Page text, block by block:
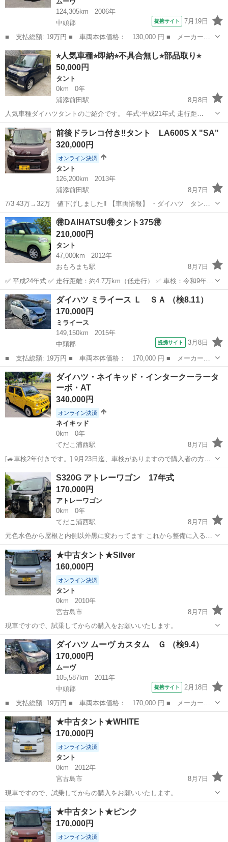
124,305km
2006年
中頭郡
提携サイト 7月19日
■ 支払総額: 19万円 ■ 車両本体価格： 130,000 円 ■ メーカー
名： ダイハツ ■ 車種名： ムーヴ ■ グレード名： ＶＳ ■ 排
気量： 660cc ■ ドア枚数： 5D ■ ミッション： コラムAT ■ ...
沖縄 中頭郡 ムーヴ
⭐︎人気車種⭐︎即納⭐︎不具合無し⭐︎部品取り⭐︎
50,000円
タント
0km
0年
浦添前田駅
8月8日
人気車種ダイハツタントのご紹介です。 年式:平成21年式 走行距
離:11.7万km 車検:なし（5万でお入れすることも可能です） ⭐︎機能⭐︎ ・
ターボ車 ・片側パワースライドドア ・タイミングチェーン式 ・HID
ヘ...
沖縄 浦添市 浦添前田駅 タント 部品取り
前後ドラレコ付き‼️タント LA600S X "SA"
320,000円
オンライン決済
タント
126,200km
2013年
浦添前田駅
8月7日
7/3 43万→32万 値下げしました‼️ 【車両情報】 ・ダイハツ タン
ト LA600S X "SA" ・型式：LA600S • 年式 2013年 12月登録車
・走行距離： 126200km（多少変動有） ・カラー：...
沖縄 中頭郡 浦添前田駅 タント
🉐DAIHATSU🉐タント375🉐
210,000円
タント
47,000km
2012年
おもろまち駅
8月7日
✅ 平成24年式 ✅ 走行距離：約4.7万km（低走行） ✅ 車検：令和9年4
月まで ✅ エアコン良好！走る・曲がる・止まる問題なし！ ✅ 室内も
広々で、お買い物や通勤・送迎にピッタリ♪ 外装・内装ともに年式相
応ですが、全...
沖縄 那覇市 おもろまち駅 DAIHATSU
ダイハツ ミライース Ｌ ＳＡ （検8.11）
170,000円
ミライース
149,150km
2015年
中頭郡
提携サイト 3月8日
■ 支払総額: 19万円 ■ 車両本体価格： 170,000 円 ■ メーカー
名： ダイハツ ■ 車種名： ミライース ■ グレード名： Ｌ Ｓ
Ａ ■ 排気量： 660cc ■ ドア枚数： 5D ■ ミッション： CVT ...
沖縄 中頭郡 ミライース
ダイハツ・ネイキッド・インタークーラータ
ーボ・AT
340,000円
オンライン決済
ネイキッド
0km
0年
てだこ浦西駅
8月7日
[🚙車検2年付きです。] 9月23日迄、車検がありますので購入者の方が
決まり次第、購入者の方と相談で車検取得をしたいと思います。 購入
者の方がご自身で、車検の取得を希望でしたら値段調整させていただ
きます。 2003年式...
宜野湾市 てだこ浦西駅 ネイキッド 車両
S320G アトレーワゴン 17年式
170,000円
アトレーワゴン
0km
0年
てだこ浦西駅
8月7日
元色水色から屋根と内側以外黒に変わってます これから整備に入る予
定です エンジンEFターボ 17年式 20万キロ 車検費用も込みです 前
オーナー様がタバコ吸われてた車両です 現場号お探しの方よろしくお
願いします🙇 値...
沖縄 中頭郡 てだこ浦西駅
★中古タント★Silver
160,000円
オンライン決済
タント
0km
2010年
宮古島市
8月7日
現車ですので、試乗してからの購入をお願いいたします。
沖縄 宮古島市
ダイハツ ムーヴ カスタム Ｇ （検9.4）
170,000円
ムーヴ
105,587km
2011年
中頭郡
提携サイト 2月18日
■ 支払総額: 19万円 ■ 車両本体価格： 170,000 円 ■ メーカー
名： ダイハツ ■ 車種名： ムーヴ ■ グレード名： カスタム
Ｇ ■ 排気量： 660cc ■ ドア枚数： 5D ■ ミッション： CVT ...
沖縄 中頭郡 ムーヴ
★中古タント★WHITE
170,000円
オンライン決済
タント
0km
2012年
宮古島市
8月7日
現車ですので、試乗してからの購入をお願いいたします。
沖縄 宮古島市 タント
★中古タント★ピンク
170,000円
オンライン決済